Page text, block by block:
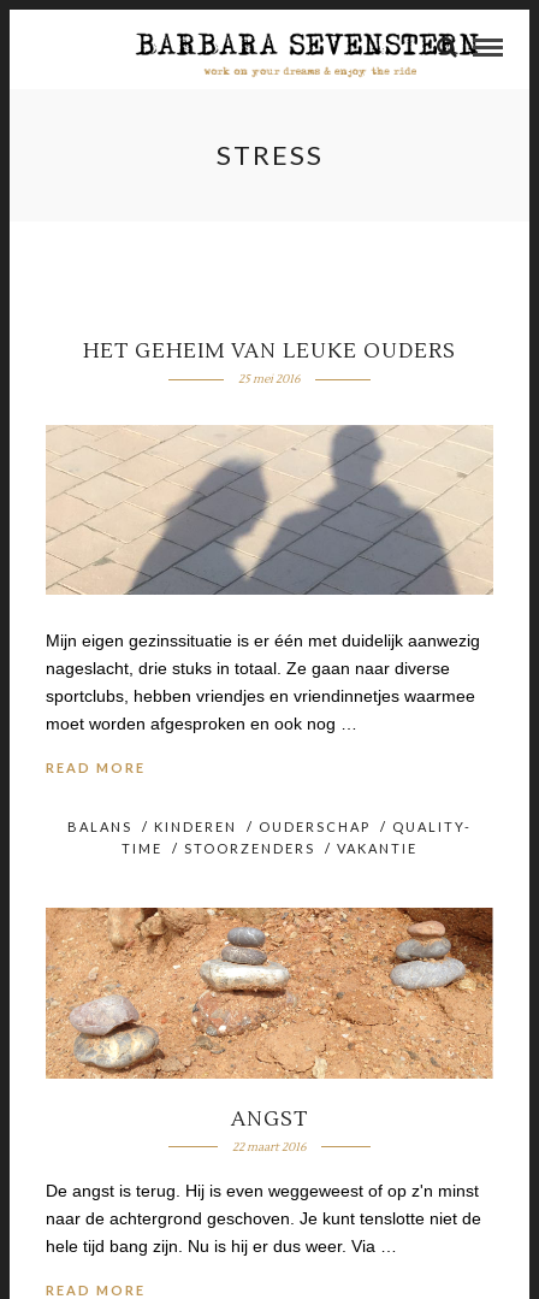
STRESS
HET GEHEIM VAN LEUKE OUDERS
25 mei 2016
Mijn eigen gezinssituatie is er één met duidelijk aanwezig
nageslacht, drie stuks in totaal. Ze gaan naar diverse
sportclubs, hebben vriendjes en vriendinnetjes waarmee
moet worden afgesproken en ook nog …
READ MORE
BALANS / KINDEREN / OUDERSCHAP / QUALITY-
TIME
/ STOORZENDERS / VAKANTIE
ANGST
22 maart 2016
De angst is terug. Hij is even weggeweest of op z'n minst
naar de achtergrond geschoven. Je kunt tenslotte niet de
hele tijd bang zijn. Nu is hij er dus weer. Via …
READ MORE